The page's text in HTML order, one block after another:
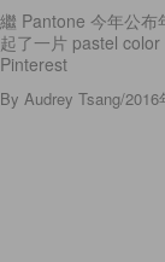
繼 Pantone 今年公布
起了一片 pastel
Pinterest
By Audrey Tsang/2016